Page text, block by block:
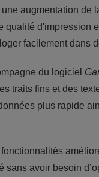
augmentation de
qualité d'impression
facilement dans
du logiciel
traits fins et des
plus rapide
avoir besoin